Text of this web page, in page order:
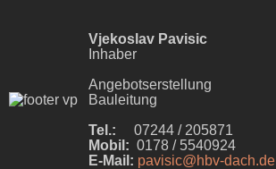
Vjekoslav Pavisic
Inhaber
Angebotserstellung
Bauleitung
Tel.: 07244 / 205871
Mobil: 0178 / 5540924
E-Mail: pavisic@hbv-dach.de